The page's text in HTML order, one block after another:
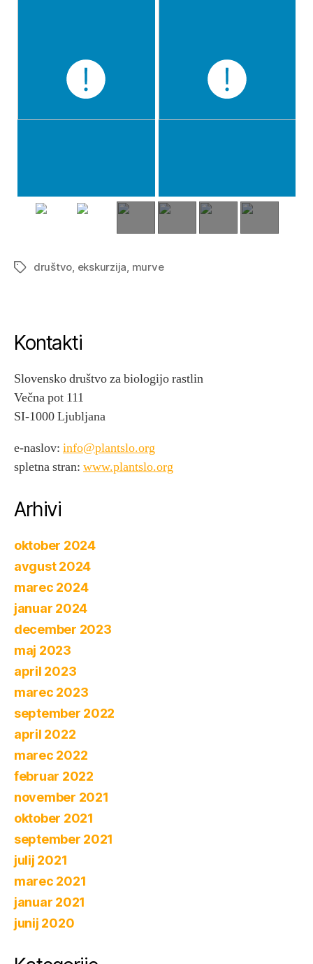
Tagsdruštvo ekskurzija murve
Kontakti
Slovensko društvo za biologijo rastlin
Večna pot 111
SI-1000 Ljubljana
e-naslov: info@plantslo.org
spletna stran: www.plantslo.org
Arhivi
oktober 2024
avgust 2024
marec 2024
januar 2024
december 2023
maj 2023
april 2023
marec 2023
september 2022
april 2022
marec 2022
februar 2022
november 2021
oktober 2021
september 2021
julij 2021
marec 2021
januar 2021
junij 2020